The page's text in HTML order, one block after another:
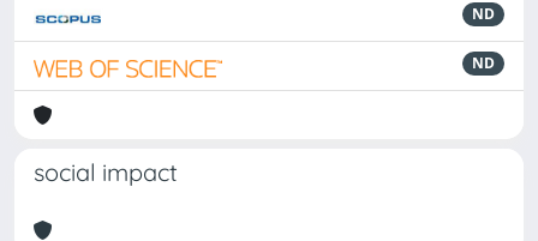
ND
ND
social impact